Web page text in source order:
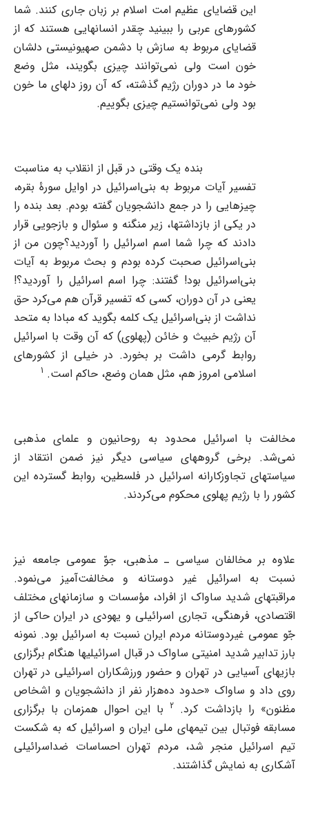
این قضایای عظیم امت اسلام بر زبان جاری کنند. شما
کشورهای عربی را ببینید چقدر انسانهایی هستند که از
قضایای مربوط به سازش با دشمن صهیونیستی دلشان
خون است ولی نمی‌توانند چیزی بگویند، مثل وضع
خود ما در دوران رژیم گذشته، که آن روز دلهای ما خون
بود ولی نمی‌توانستیم چیزی بگوییم.
بنده یک وقتی در قبل از انقلاب به مناسبت
تفسیر آیات مربوط به بنی‌اسرائیل در اوایل سورۀ بقره،
چیزهایی را در جمع دانشجویان گفته بودم. بعد بنده را
در یکی از بازداشتها، زیر منگنه و سئوال و بازجویی قرار
دادند که چرا شما اسم اسرائیل را آوردید؟چون من از
بنی‌اسرائیل صحبت کرده بودم و بحث مربوط به آیات
بنی‌اسرائیل بود! گفتند: چرا اسم اسرائیل را آوردید؟!
یعنی در آن دوران، کسی که تفسیر قرآن هم می‌کرد حق
نداشت از بنی‌اسرائیل یک کلمه بگوید که مبادا به متحد
آن رژیم خبیث و خائن (پهلوی) که آن وقت با اسرائیل
روابط گرمی داشت بر بخورد. در خیلی از کشورهای
اسلامی امروز هم، مثل همان وضع، حاکم است. 1
مخالفت با اسرائیل محدود به روحانیون و علمای مذهبی
نمی‌شد. برخی گروههای سیاسی دیگر نیز ضمن انتقاد از
سیاستهای تجاوزکارانه اسرائیل در فلسطین، روابط گسترده این
کشور را با رژیم پهلوی محکوم می‌کردند.
علاوه بر مخالفان سیاسی ـ مذهبی، جوّ عمومی جامعه نیز
نسبت به اسرائیل غیر دوستانه و مخالفت‌آمیز می‌نمود.
مراقبتهای شدید ساواک از افراد، مؤسسات و سازمانهای مختلف
اقتصادی، فرهنگی، تجاری اسرائیلی و یهودی در ایران حاکی از
جّو عمومی غیردوستانه مردم ایران نسبت به اسرائیل بود. نمونه
بارز تدابیر شدید امنیتی ساواک در قبال اسرائیلیها هنگام برگزاری
بازیهای آسیایی در تهران و حضور ورزشکاران اسرائیلی در تهران
روی داد و ساواک «حدود ده‌هزار نفر از دانشجویان و اشخاص
مظنون» را بازداشت کرد. 2 با این احوال همزمان با برگزاری
مسابقه فوتبال بین تیمهای ملی ایران و اسرائیل که به شکست
تیم اسرائیل منجر شد، مردم تهران احساسات ضداسرائیلی
آشکاری به نمایش گذاشتند.